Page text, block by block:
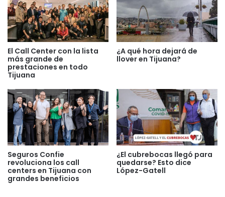
El Call Center con la lista
más grande de
prestaciones en todo
Tijuana
¿A qué hora dejará de
llover en Tijuana?
Seguros Confie
revoluciona los call
centers en Tijuana con
grandes beneficios
¿El cubrebocas llegó para
quedarse? Esto dice
López-Gatell